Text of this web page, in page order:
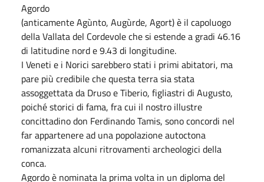
Agordo
(anticamente Agùnto, Augùrde, Agort) è il capoluogo
della Vallata del Cordevole che si estende a gradi 46.16
di latitudine nord e 9.43 di longitudine.
I Veneti e i Norici sarebbero stati i primi abitatori, ma
pare più credibile che questa terra sia stata
assoggettata da Druso e Tiberio, figliastri di Augusto,
poiché storici di fama, fra cui il nostro illustre
concittadino don Ferdinando Tamis, sono concordi nel
far appartenere ad una popolazione autoctona
romanizzata alcuni ritrovamenti archeologici della
conca.
Agordo è nominata la prima volta in un diploma del